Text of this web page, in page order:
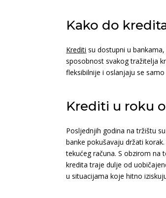
Kako do
Krediti su dostupni u
sposobnost svakog tražitelja
fleksibilnije i oslanjaju se
Krediti u roku
Posljednjih godina na tržištu
banke pokušavaju držati
tekućeg računa. S obzirom
kredita traje dulje od
u situacijama koje hitno